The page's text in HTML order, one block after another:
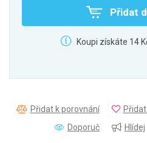
Přidat
Koupi získáte 14
Přidat k porovnání
Doporuč
Hlídej